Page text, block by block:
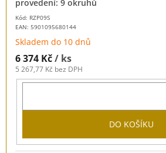
Kód: RZP09S
EAN: 5901095680144
provedení: 9 okruhů
Skladem do 10 dnů
6 374 Kč/ ks
5 267,77 Kč bez DPH
DO KOŠÍKU